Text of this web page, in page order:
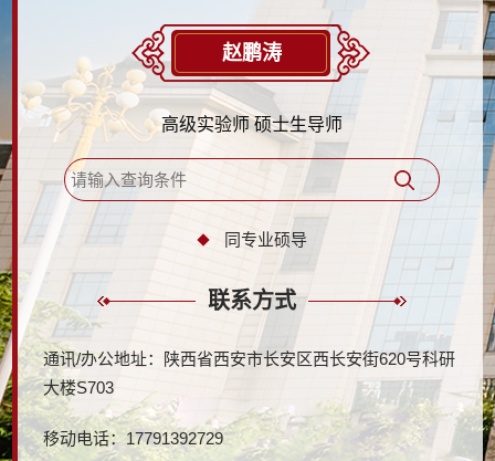
赵鹏涛
高级实验师 硕士生导师
同专业硕导
联系方式
通讯/办公地址：
陕西省西安市长安区西长安街620号科研
大楼S703
移动电话：17791392729